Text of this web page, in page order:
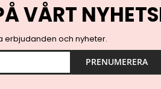
VÅRT
erbjudanden och nyheter.
PRENUMERERA